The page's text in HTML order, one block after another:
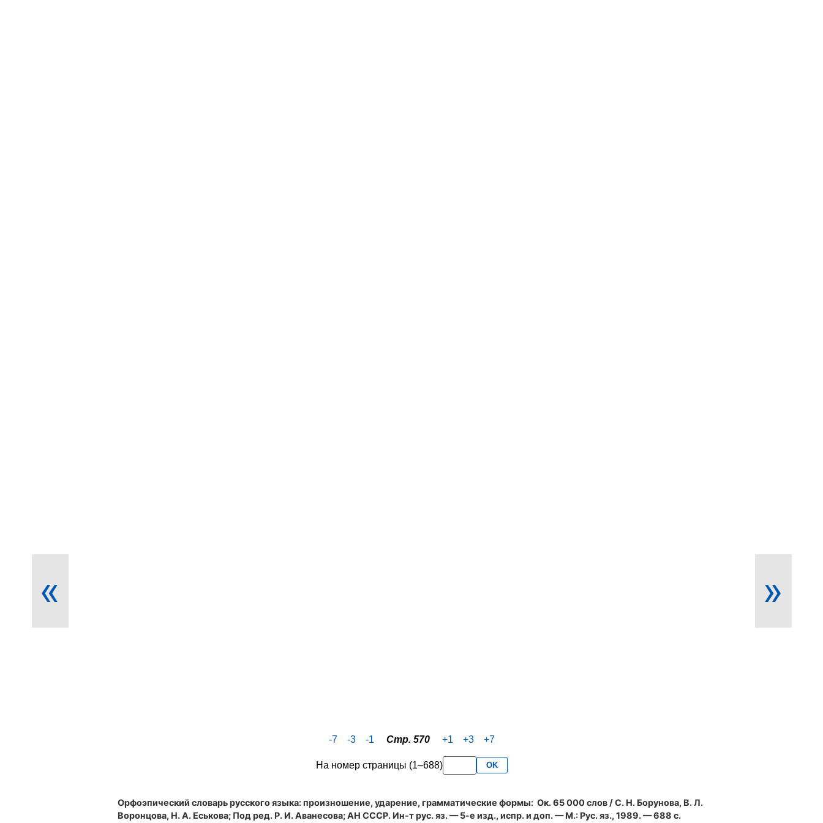
« »
-7 -3 -1 Стр. 570 +1 +3 +7
На номер страницы (1–688) OK
Орфоэпический словарь русского языка: произношение, ударение, грамматические формы: Ок. 65 000 слов / С. Н. Борунова, В. Л.
Воронцова, Н. А. Еськова; Под ред. Р. И. Аванесова; АН СССР. Ин-т рус. яз. — 5-е изд., испр. и доп. — М.: Рус. яз., 1989. — 688 с.